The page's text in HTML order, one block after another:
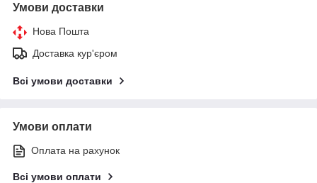
Умови доставки
Нова Пошта
Доставка кур'єром
Всі умови доставки
Умови оплати
Оплата на рахунок
Всі умови оплати